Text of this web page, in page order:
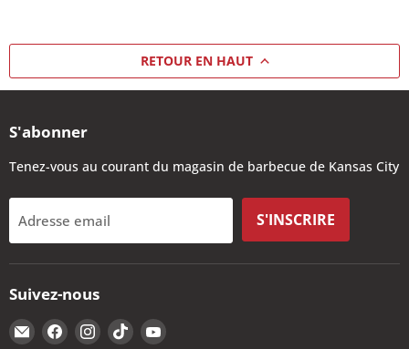
RETOUR EN HAUT
S'abonner
Tenez-vous au courant du magasin de barbecue de Kansas City
Adresse email S'INSCRIRE
Suivez-nous
EmailTrouvez-Trouvez-Trouvez-Trouvez-